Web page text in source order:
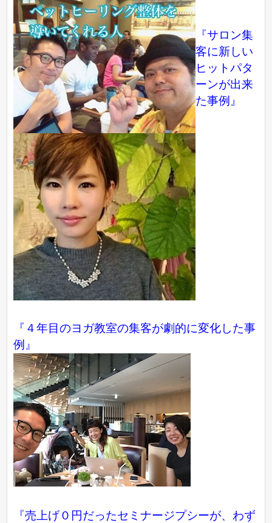
『サロン集
客に新しい
ヒットパタ
ーンが出来
た事例』
『４年目のヨガ教室の集客が劇的に変化した事
例』
『売上げ０円だったセミナージプシーが、わず